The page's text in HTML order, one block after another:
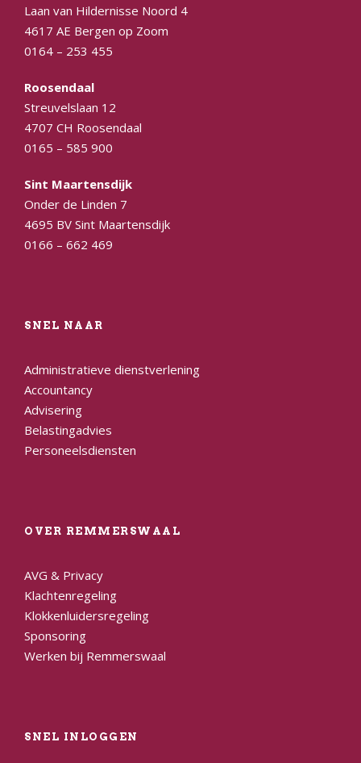
Laan van Hildernisse Noord 4
4617 AE Bergen op Zoom
0164 – 253 455
Roosendaal
Streuvelslaan 12
4707 CH Roosendaal
0165 – 585 900
Sint Maartensdijk
Onder de Linden 7
4695 BV Sint Maartensdijk
0166 – 662 469
SNEL NAAR
Administratieve dienstverlening
Accountancy
Advisering
Belastingadvies
Personeelsdiensten
OVER REMMERSWAAL
AVG & Privacy
Klachtenregeling
Klokkenluidersregeling
Sponsoring
Werken bij Remmerswaal
SNEL INLOGGEN